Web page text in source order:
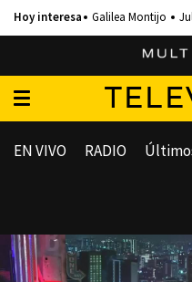
Galilea Montijo
EN VIVO RADIO